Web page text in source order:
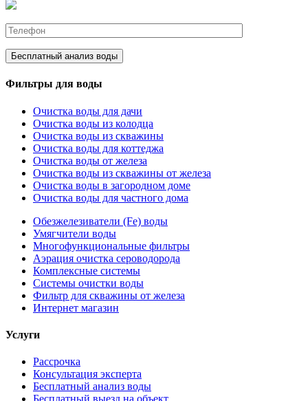
Фильтры для воды
Очистка воды для дачи
Очистка воды из колодца
Очистка воды из скважины
Очистка воды для коттеджа
Очистка воды от железа
Очистка воды из скважины от железа
Очистка воды в загородном доме
Очистка воды для частного дома
Обезжелезиватели (Fe) воды
Умягчители воды
Многофункциональные фильтры
Аэрация очистка сероводорода
Комплексные системы
Системы очистки воды
Фильтр для скважины от железа
Интернет магазин
Услуги
Рассрочка
Консультация эксперта
Бесплатный анализ воды